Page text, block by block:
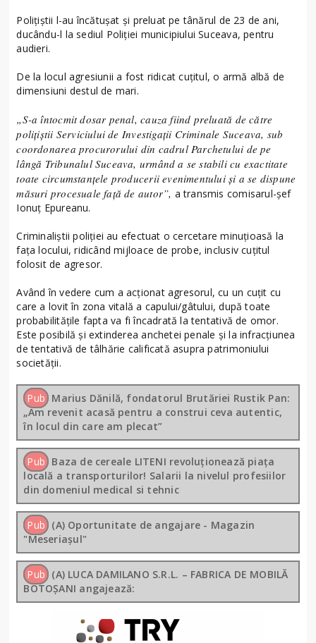
Polițiștii l-au încătușat și preluat pe tânărul de 23 de ani,
ducându-l la sediul Poliției municipiului Suceava, pentru
audieri.
De la locul agresiunii a fost ridicat cuțitul, o armă albă de
dimensiuni destul de mari.
„S-a întocmit dosar penal, cauza fiind preluată de către
polițiștii Serviciului de Investigații Criminale Suceava, sub
coordonarea procurorului din cadrul Parchetului de pe
lângă Tribunalul Suceava, urmând a se stabili cu exactitate
toate circumstanțele producerii evenimentului și a se dispune
măsuri procesuale față de autor”, a transmis comisarul-șef
Ionuț Epureanu.
Criminaliștii poliției au efectuat o cercetare minuțioasă la
fața locului, ridicând mijloace de probe, inclusiv cuțitul
folosit de agresor.
Având în vedere cum a acționat agresorul, cu un cuțit cu
care a lovit în zona vitală a capului/gâtului, după toate
probabilitățile fapta va fi încadrată la tentativă de omor.
Este posibilă și extinderea anchetei penale și la infracțiunea
de tentativă de tâlhărie calificată asupra patrimoniului
societății.
Pub Marius Dănilă, fondatorul Brutăriei Rustik Pan:
„Am revenit acasă pentru a construi ceva autentic,
în locul din care am plecat”
Pub Baza de cereale LITENI revoluționează piața
locală a transporturilor! Salarii la nivelul profesiilor
din domeniul medical si tehnic
Pub (A) Oportunitate de angajare - Magazin
"Meseriașul"
Pub (A) LUCA DAMILANO S.R.L. – FABRICA DE MOBILĂ
BOTOȘANI angajează: